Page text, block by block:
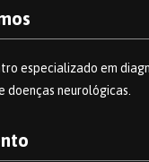
especializado em
neurológicas.